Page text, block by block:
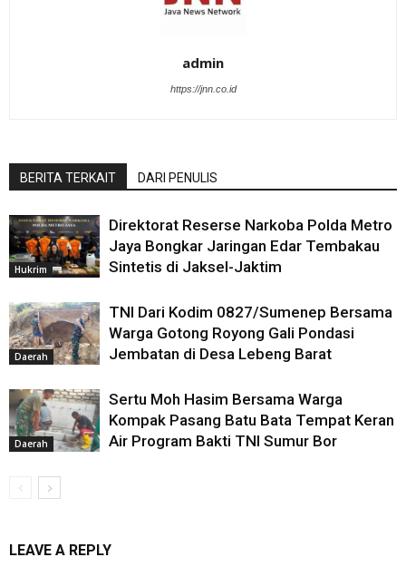
admin
https://jnn.co.id
BERITA TERKAIT DARI PENULIS
Hukrim
Direktorat Reserse Narkoba Polda Metro
Jaya Bongkar Jaringan Edar Tembakau
Sintetis di Jaksel-Jaktim
Daerah
TNI Dari Kodim 0827/Sumenep Bersama
Warga Gotong Royong Gali Pondasi
Jembatan di Desa Lebeng Barat
Daerah
Sertu Moh Hasim Bersama Warga
Kompak Pasang Batu Bata Tempat Keran
Air Program Bakti TNI Sumur Bor
LEAVE A REPLY